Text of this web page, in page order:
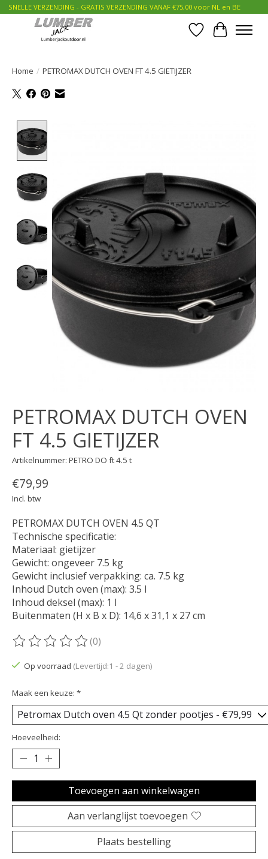
SNELLE VERZENDING - GRATIS VERZENDING VANAF €75,00 voor NL en BE
Verlanglijst
Home / PETROMAX DUTCH OVEN FT 4.5 GIETIJZER
PETROMAX DUTCH OVEN
FT 4.5 GIETIJZER
Artikelnummer: PETRO DO ft 4.5 t
€79,99
Incl. btw
PETROMAX DUTCH OVEN 4.5 QT
Technische specificatie:
Materiaal: gietijzer
Gewicht: ongeveer 7.5 kg
Gewicht inclusief verpakking: ca. 7.5 kg
Inhoud Dutch oven (max): 3.5 l
Inhoud deksel (max): 1 l
Buitenmaten (H x B x D): 14,6 x 31,1 x 27 cm
De beoordeling van dit product is
(0)
Op voorraad (Levertijd:1 - 2 dagen)
Maak een keuze: *
Hoeveelheid:
Toevoegen aan winkelwagen
Aan verlanglijst toevoegen
Plaats bestelling